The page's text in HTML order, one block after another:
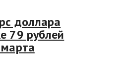
доллара
79 рублей